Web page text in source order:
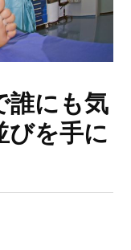
誰にも気
びを手に